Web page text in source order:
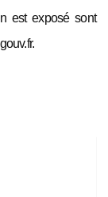
est exposé sont